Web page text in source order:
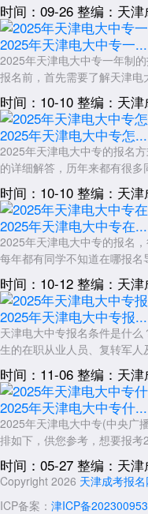
同时学员应保持与教学中心
的各种通知和信息。在学习过
系寻求帮助。
此外，学员可以提前了解所
2026年天津电大中专报
和入学准备四个主要阶段。每
学员认真对待。
在整个流程中，学员应特别
环节都通过正规渠道完成。同
时间。通过正规完整的报名流
籍，开启有意义的学习之旅。
展开全文
时间：09-26 整编：天津
2025年天津电大中专一
2025年天津电大中专一年制
报名前，首先需要了解天津
时间：10-10 整编：天津
2025年天津电大中专怎
2025年天津电大中专的报名
的详细解答，历年来都有很
时间：10-10 整编：天津
2025年天津电大中专在
2025年天津电大中专的报名
每年都有同学不知道在哪报
时间：10-12 整编：天津
2025年天津电大中专报
天津电大中专报名条件是什
生的在职从业人员、复转军
时间：11-06 整编：天津
2025年天津电大中专什
2025年天津电大中专(中央广
排如下，供您参考，想要报
时间：05-27 整编：天津
Copyright 2026 天津成考报名
ICP备案： 津ICP备